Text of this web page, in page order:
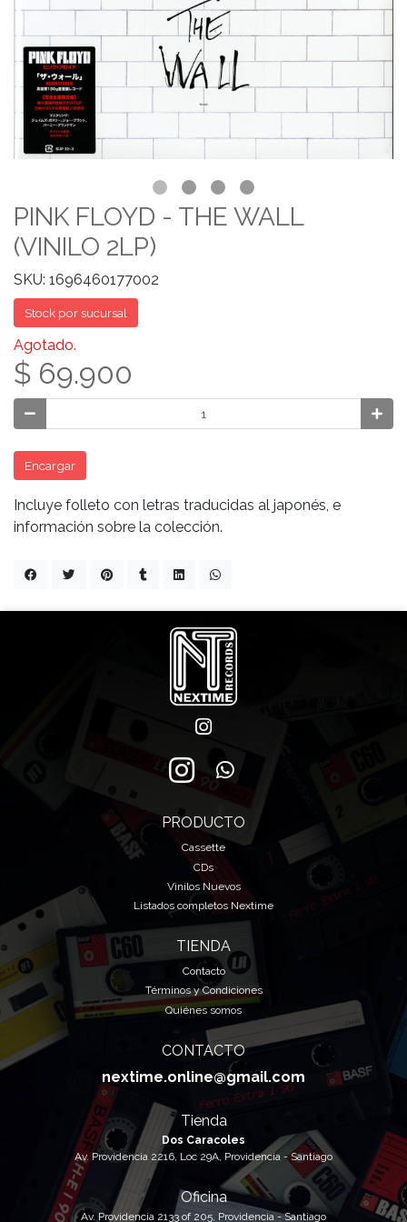
PINK FLOYD - THE WALL
(VINILO 2LP)
SKU: 1696460177002
Stock por sucursal
Agotado.
$ 69.900
Encargar
Incluye folleto con letras traducidas al japonés, e
información sobre la colección.
PRODUCTO
Cassette
CDs
Vinilos Nuevos
Listados completos Nextime
TIENDA
Contacto
Términos y Condiciones
Quiénes somos
CONTACTO
nextime.online@gmail.com
Tienda
Dos Caracoles
Av. Providencia 2216, Loc 29A, Providencia - Santiago
Oficina
Av. Providencia 2133 of 205, Providencia - Santiago